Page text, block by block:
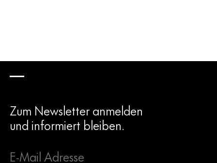
Zum Newsletter anmelden
und informiert bleiben.